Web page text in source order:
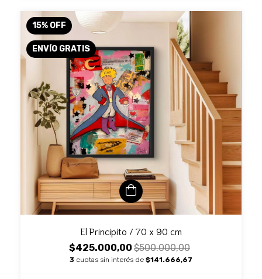
15% OFF
ENVÍO GRATIS
El Principito / 70 x 90 cm
$425.000,00 $500.000,00
3 cuotas sin interés de $141.666,67